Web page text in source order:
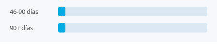
46-90 días
90+ días